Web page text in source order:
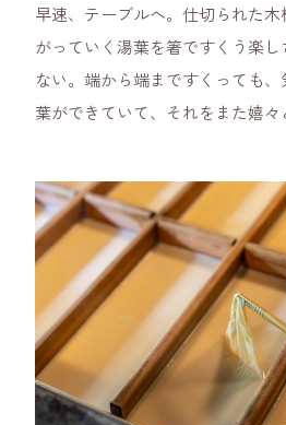
早速、テーブルへ。仕切られた
がっていく湯葉を箸ですくう楽
ない。端から端まですくっても
葉ができていて、それをまた嬉々